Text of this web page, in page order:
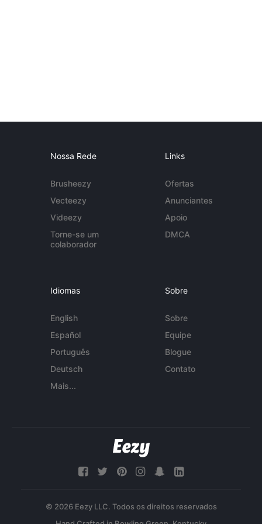
Nossa Rede
Brusheezy
Vecteezy
Videezy
Torne-se um
colaborador
Links
Ofertas
Anunciantes
Apoio
DMCA
Idiomas
English
Español
Português
Deutsch
Mais...
Sobre
Sobre
Equipe
Blogue
Contato
© 2026 Eezy LLC. Todos os direitos reservados